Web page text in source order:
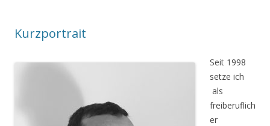
Kurzportrait
Seit 1998
setze ich
als
freiberuflich
er